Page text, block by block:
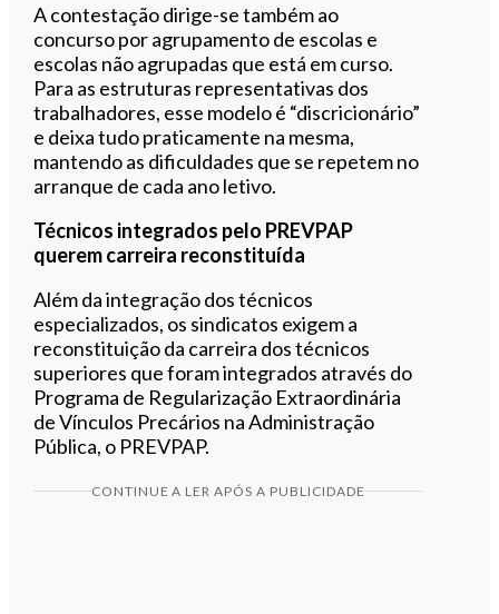
A contestação dirige-se também ao
concurso por agrupamento de escolas e
escolas não agrupadas que está em curso.
Para as estruturas representativas dos
trabalhadores, esse modelo é “discricionário”
e deixa tudo praticamente na mesma,
mantendo as dificuldades que se repetem no
arranque de cada ano letivo.
Técnicos integrados pelo PREVPAP
querem carreira reconstituída
Além da integração dos técnicos
especializados, os sindicatos exigem a
reconstituição da carreira dos técnicos
superiores que foram integrados através do
Programa de Regularização Extraordinária
de Vínculos Precários na Administração
Pública, o PREVPAP.
CONTINUE A LER APÓS A PUBLICIDADE